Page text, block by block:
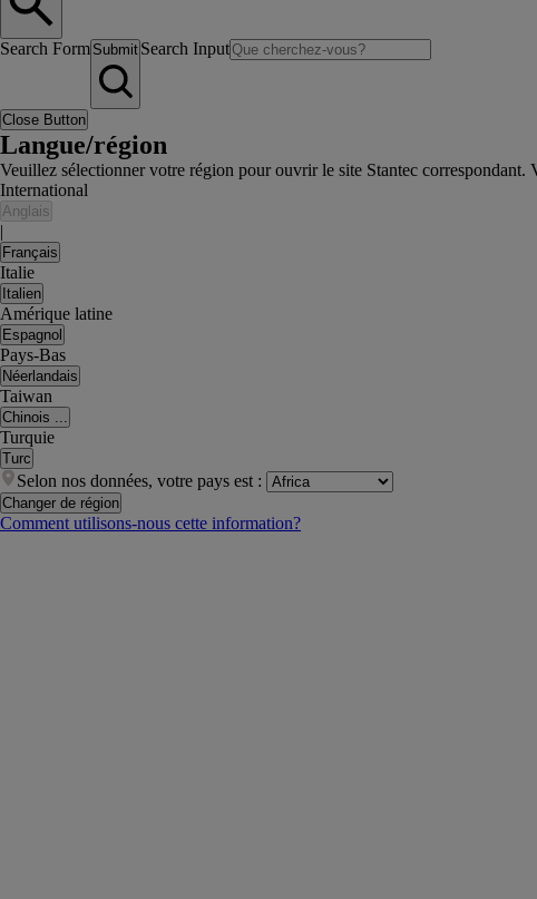
Search Form Submit Search Input
Close Button
Langue/région
Veuillez sélectionner votre région pour ouvrir le site Stantec
International
Anglais
|
Français
Italie
Italien
Amérique latine
Espagnol
Pays-Bas
Néerlandais
Taiwan
Chinois ...
Turquie
Turc
Selon nos données, votre pays est :
Changer de région
Comment utilisons-nous cette information?